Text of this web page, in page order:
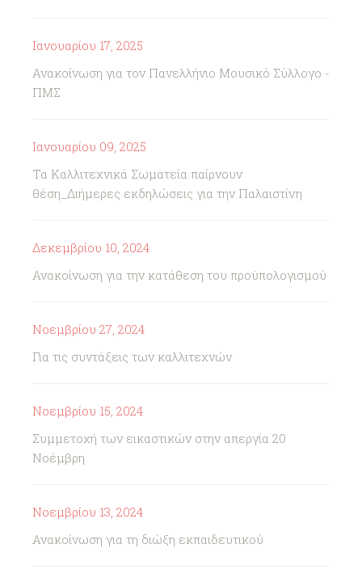
Ιανουαρίου 17, 2025
Ανακοίνωση για τον Πανελλήνιο Μουσικό Σύλλογο -
ΠΜΣ
Ιανουαρίου 09, 2025
Τα Καλλιτεχνικά Σωματεία παίρνουν
θέση_Διήμερες εκδηλώσεις για την Παλαιστίνη
Δεκεμβρίου 10, 2024
Ανακοίνωση για την κατάθεση του προϋπολογισμού
Νοεμβρίου 27, 2024
Για τις συντάξεις των καλλιτεχνών
Νοεμβρίου 15, 2024
Συμμετοχή των εικαστικών στην απεργία 20
Νοέμβρη
Νοεμβρίου 13, 2024
Ανακοίνωση για τη διώξη εκπαιδευτικού